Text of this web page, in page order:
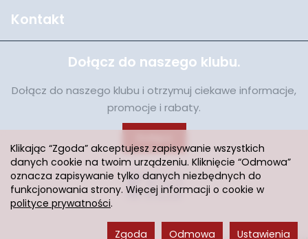
Kontakt
Dołącz do naszego klubu.
Dołącz do naszego klubu i otrzymuj ciekawe informacje,
promocje i rabaty.
Klikając “Zgoda” akceptujesz zapisywanie wszystkich
danych cookie na twoim urządzeniu. Kliknięcie “Odmowa”
oznacza zapisywanie tylko danych niezbędnych do
funkcjonowania strony. Więcej informacji o cookie w
polityce prywatności.
Ustawienia
Odmowa
Zgoda